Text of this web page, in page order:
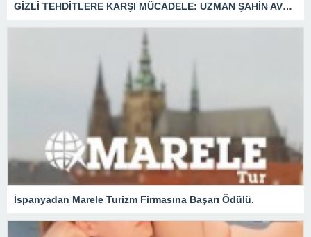
GİZLİ TEHDİTLERE KARŞI MÜCADELE: UZMAN ŞAHİN AVŞAR ANLATIYOR – “İSTİHBARATA KARŞI KOYMADAN VAZGEÇMEK, KAPINIZI AÇIK BIRAKMAK GİBİDİR!”
İspanyadan Marele Turizm Firmasına Başarı Ödülü.